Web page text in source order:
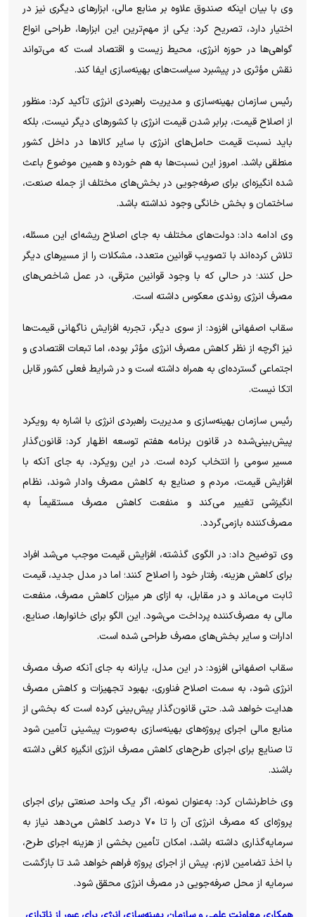
وی با بیان اینکه صندوق علاوه بر منابع مالی، ابزار‌های دیگری نیز در
اختیار دارد، تصریح کرد: یکی از مهم‌ترین این ابزارها، طراحی انواع
گواهی‌ها در حوزه انرژی، محیط زیست و اقتصاد است که می‌تواند
نقش مؤثری در پیشبرد سیاست‌های بهینه‌سازی ایفا کند.
رئیس سازمان بهینه‌سازی و مدیریت راهبردی انرژی تأکید کرد: منظور
از اصلاح قیمت، برابر شدن قیمت انرژی با کشور‌های دیگر نیست، بلکه
باید نسبت قیمت حامل‌های انرژی با سایر کالا‌ها در داخل کشور
منطقی باشد. امروز این نسبت‌ها به هم خورده و همین موضوع باعث
شده انگیزه‌ای برای صرفه‌جویی در بخش‌های مختلف از جمله صنعت،
ساختمان و بخش خانگی وجود نداشته باشد.
وی ادامه داد: دولت‌های مختلف به جای اصلاح ریشه‌ای این مسئله،
تلاش کرده‌اند با تصویب قوانین متعدد، مشکلات را از مسیر‌های دیگر
حل کنند؛ در حالی که با وجود قوانین مترقی، در عمل شاخص‌های
مصرف انرژی روندی معکوس داشته است.
سقاب اصفهانی افزود: از سوی دیگر، تجربه افزایش ناگهانی قیمت‌ها
نیز اگرچه از نظر کاهش مصرف انرژی مؤثر بوده، اما تبعات اقتصادی و
اجتماعی گسترده‌ای به همراه داشته است و در شرایط فعلی کشور قابل
اتکا نیست.
رئیس سازمان بهینه‌سازی و مدیریت راهبردی انرژی با اشاره به رویکرد
پیش‌بینی‌شده در قانون برنامه هفتم توسعه اظهار کرد: قانون‌گذار
مسیر سومی را انتخاب کرده است. در این رویکرد، به جای آنکه با
افزایش قیمت، مردم و صنایع به کاهش مصرف وادار شوند، نظام
انگیزشی تغییر می‌کند و منفعت کاهش مصرف مستقیماً به
مصرف‌کننده بازمی‌گردد.
وی توضیح داد: در الگوی گذشته، افزایش قیمت موجب می‌شد افراد
برای کاهش هزینه، رفتار خود را اصلاح کنند؛ اما در مدل جدید، قیمت
ثابت می‌ماند و در مقابل، به ازای هر میزان کاهش مصرف، منفعت
مالی به مصرف‌کننده پرداخت می‌شود. این الگو برای خانوارها، صنایع،
ادارات و سایر بخش‌های مصرف طراحی شده است.
سقاب اصفهانی افزود: در این مدل، یارانه به جای آنکه صرف مصرف
انرژی شود، به سمت اصلاح فناوری، بهبود تجهیزات و کاهش مصرف
هدایت خواهد شد. حتی قانون‌گذار پیش‌بینی کرده است که بخشی از
منابع مالی اجرای پروژه‌های بهینه‌سازی به‌صورت پیشینی تأمین شود
تا صنایع برای اجرای طرح‌های کاهش مصرف انرژی انگیزه کافی داشته
باشند.
وی خاطرنشان کرد: به‌عنوان نمونه، اگر یک واحد صنعتی برای اجرای
پروژه‌ای که مصرف انرژی آن را تا ۷۰ درصد کاهش می‌دهد نیاز به
سرمایه‌گذاری داشته باشد، امکان تأمین بخشی از هزینه اجرای طرح،
با اخذ تضامین لازم، پیش از اجرای پروژه فراهم خواهد شد تا بازگشت
سرمایه از محل صرفه‌جویی در مصرف انرژی محقق شود.